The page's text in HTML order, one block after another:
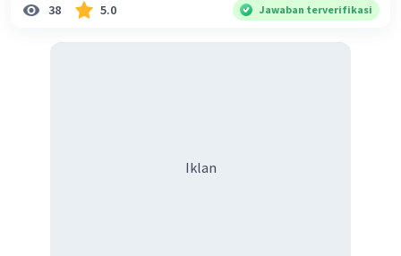
38 5.0 Jawaban terverifikasi
Iklan